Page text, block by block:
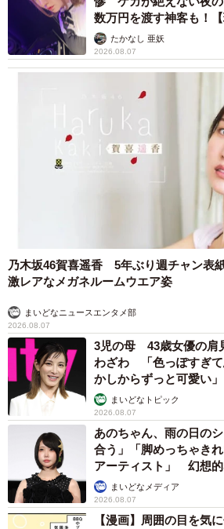
数万円を渡す神客も！
たかなし 亜妖
2026.08.07
乃木坂46賀喜遥香 5年ぶり週チャン表
激レアなメガネルームウエア姿
まいどなニュースエンタメ部
2026.08.07
3児の母 43歳女優の肩
わざわ 「色っぽすぎて
かしからずっと可愛い」
まいどなトピック
2026.08.07
あのちゃん、雨の日の
合う」「脚めっちゃき
アーティスト」 幻想的
まいどなメディア
2026.08.07
【漫画】周囲の目を気